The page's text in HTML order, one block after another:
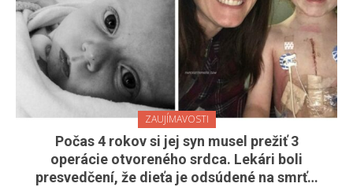
ZAUJÍMAVOSTI
Počas 4 rokov si jej syn musel prežiť 3
operácie otvoreného srdca. Lekári boli
presvedčení, že dieťa je odsúdené na smrť…